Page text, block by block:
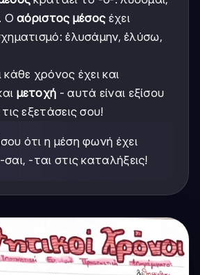
Οαόριστος μέσοςέχει
ἐλυσάμην, ἐλύσω,
χρόνος έχει και
μετοχή - αυτά είναι εξίσου
εξετάσεις σου!
ότι η μέση φωνή έχει
-ται στις καταλήξεις!